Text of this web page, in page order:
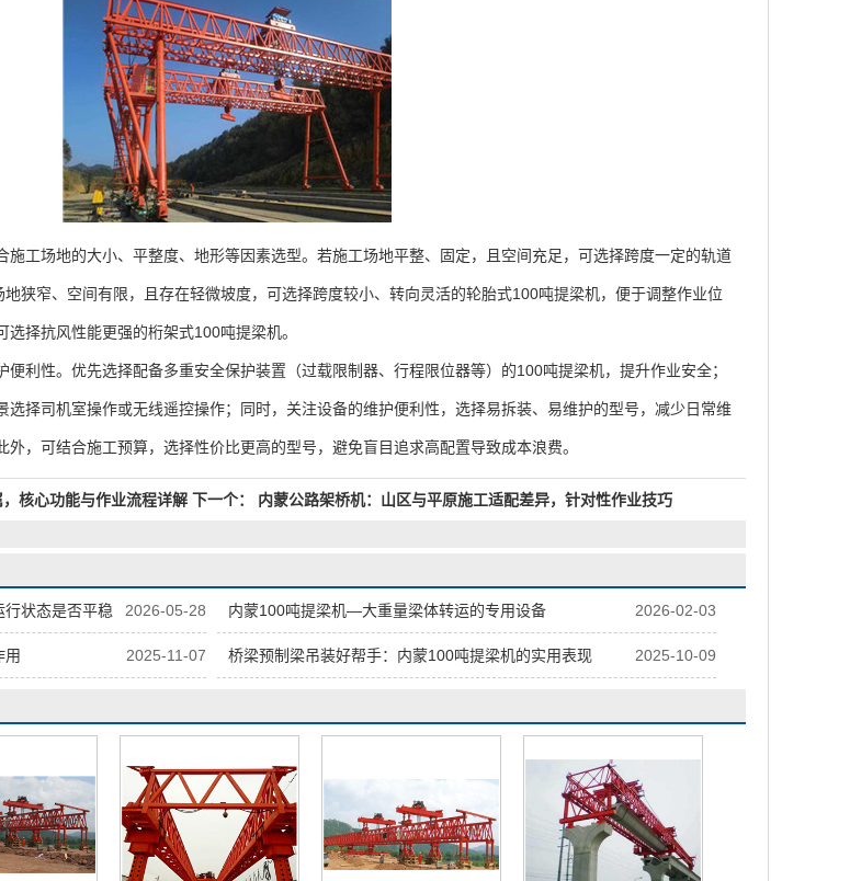
场地的大小、平整度、地形等因素选型。若施工场地平整、固定，且空间充足，可选择跨度一定的轨道
狭窄、空间有限，且存在轻微坡度，可选择跨度较小、转向灵活的轮胎式100吨提梁机，便于调整作业位
择抗风性能更强的桁架式100吨提梁机。
性。优先选择配备多重安全保护装置（过载限制器、行程限位器等）的100吨提梁机，提升作业安全；
选择司机室操作或无线遥控操作；同时，关注设备的维护便利性，选择易拆装、易维护的型号，减少日常维
，可结合施工预算，选择性价比更高的型号，避免盲目追求高配置导致成本浪费。
核心功能与作业流程详解 下一个： 内蒙公路架桥机：山区与平原施工适配差异，针对性作业技巧
2026-05-28
状态是否平稳 2026-02-03
内蒙100吨提梁机—大重量梁体转运的专用设备
2025-11-07
用 2025-10-09
桥梁预制梁吊装好帮手：内蒙100吨提梁机的实用表现